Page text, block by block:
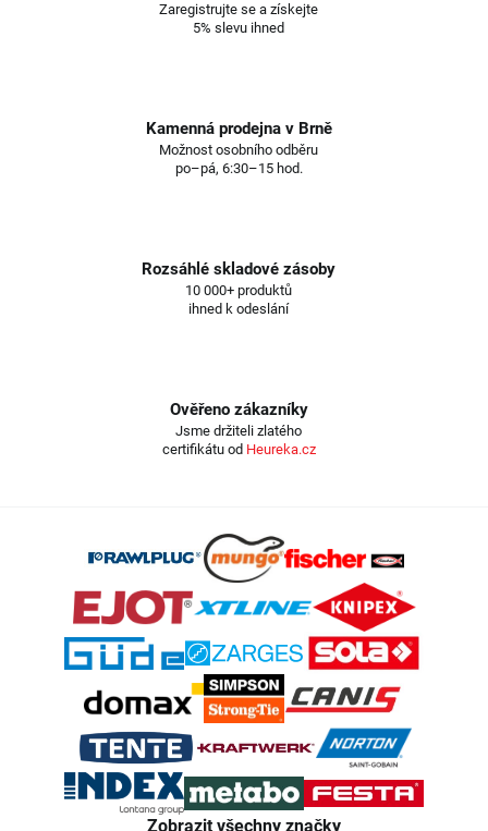
Zaregistrujte se a získejte
5% slevu ihned
Kamenná prodejna v Brně
Možnost osobního odběru
po–pá, 6:30–15 hod.
Rozsáhlé skladové zásoby
10 000+ produktů
ihned k odeslání
Ověřeno zákazníky
Jsme držiteli zlatého
certifikátu od Heureka.cz
Zobrazit všechny značky